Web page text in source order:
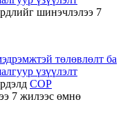
шинэчлэлээ 7
төлөвлөлт ба
үзүүлэлт
COP
7 жилээс өмнө